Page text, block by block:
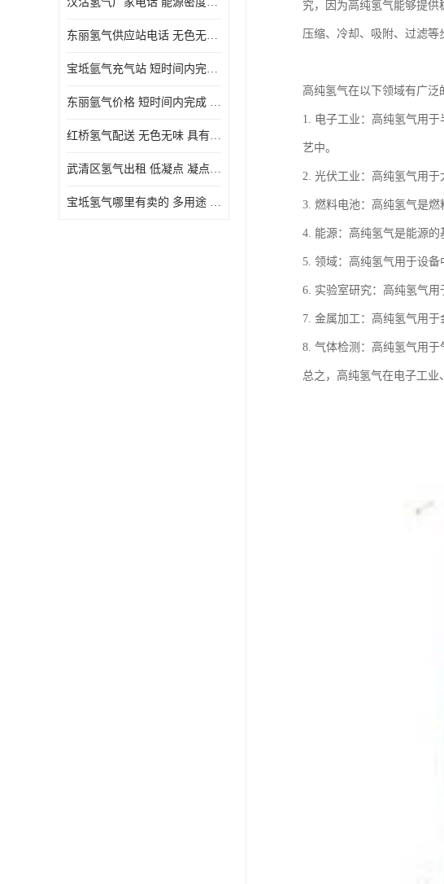
东丽氢气供应站电话 无色无味 储存和传输便利
宝坻氩气充气站 短时间内完成 人员经过培训
东丽氩气价格 短时间内完成 物流管理优良
红桥氢气配送 无色无味 具有较低的密度
武清区氢气出租 低凝点 凝点为-259
宝坻氢气哪里有卖的 多用途 可以在空气中上升
究，因为高纯氢气能够提
压缩、冷却、吸附、过滤等
高纯氢气在以下领域有广泛
1. 电子工业：高纯氢气用
艺中。
2. 光伏工业：高纯氢气用于
3. 燃料电池：高纯氢气是燃
4. 能源：高纯氢气是能源的
5. 领域：高纯氢气用于设备
6. 实验室研究：高纯氢气用
7. 金属加工：高纯氢气用于
8. 气体检测：高纯氢气用于
总之，高纯氢气在电子工业